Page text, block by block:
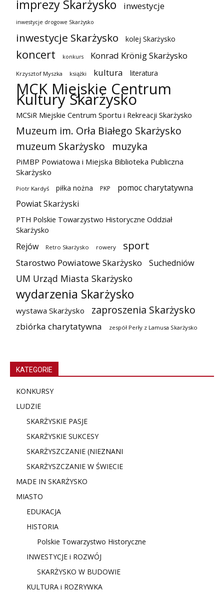
imprezy Skarżysko inwestycje
inwestycje drogowe Skarżysko
inwestycje Skarżysko kolej Skarżysko
koncert konkurs Konrad Krönig Skarżysko
Krzysztof Myszka książki kultura literatura
MCK Miejskie Centrum
Kultury Skarżysko
MCSiR Miejskie Centrum Sportu i Rekreacji Skarżysko
Muzeum im. Orła Białego Skarżysko
muzeum Skarżysko
muzyka
PiMBP Powiatowa i Miejska Biblioteka Publiczna
Skarżysko
Piotr Kardyś piłka nożna PKP
pomoc charytatywna
Powiat Skarżyski
PTH Polskie Towarzystwo Historyczne Oddział
Skarżysko
Rejów Retro Skarżysko rowery sport
Starostwo Powiatowe Skarżysko Suchedniów
UM Urząd Miasta Skarżysko
wydarzenia Skarżysko
wystawa Skarżysko zaproszenia Skarżysko
zbiórka charytatywna zespół Perły z Lamusa Skarżysko
KATEGORIE
KONKURSY
LUDZIE
SKARŻYSKIE PASJE
SKARŻYSKIE SUKCESY
SKARŻYSZCZANIE (NIEZNANI
SKARŻYSZCZANIE W ŚWIECIE
MADE IN SKARŻYSKO
MIASTO
EDUKACJA
HISTORIA
Polskie Towarzystwo Historyczne
INWESTYCJE i ROZWÓJ
SKARŻYSKO W BUDOWIE
KULTURA i ROZRYWKA